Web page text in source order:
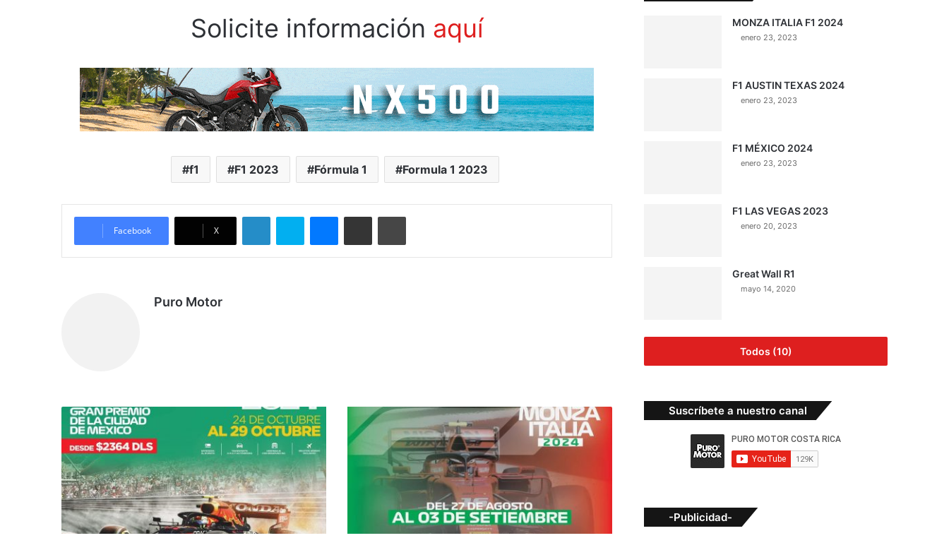
Solicite información aquí
f1 F1 2023 Fórmula 1 Formula 1 2023
Facebook X
LinkedInSkype MessengerCompartir por correo electrónicoImprimir
Puro Motor
F1
MÉXICO
2024
MONZA
ITALIA
F1
2024
MONZA ITALIA F1 2024
enero 23, 2023
F1 AUSTIN TEXAS 2024
enero 23, 2023
F1 MÉXICO 2024
enero 23, 2023
F1 LAS VEGAS 2023
enero 20, 2023
Great Wall R1
mayo 14, 2020
Todos (10)
Suscríbete a nuestro canal
-Publicidad-